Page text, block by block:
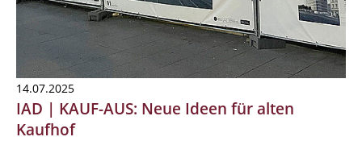
14.07.2025
IAD | KAUF-AUS: Neue Ideen für alten
Kaufhof